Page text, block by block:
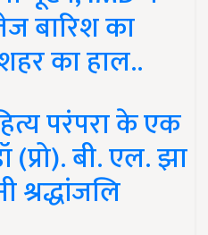
बारिश का
का हाल..
परंपरा के एक
बी. एल. झा
श्रद्धांजलि